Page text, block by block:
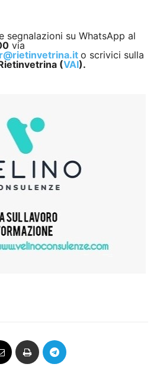
segnalazioni su WhatsApp al
via
o scrivici sulla
(VAI).